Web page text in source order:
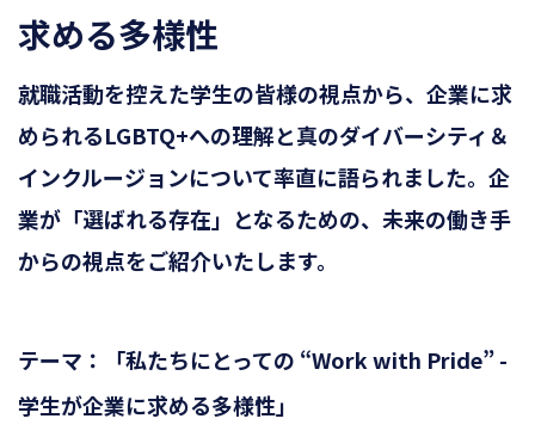
求める多様性
就職活動を控えた学生の皆様の視点から、企業に求
められるLGBTQ+への理解と真のダイバーシティ＆
インクルージョンについて率直に語られました。企
業が「選ばれる存在」となるための、未来の働き手
からの視点をご紹介いたします。
テーマ：「私たちにとっての “Work with Pride” -
学生が企業に求める多様性」